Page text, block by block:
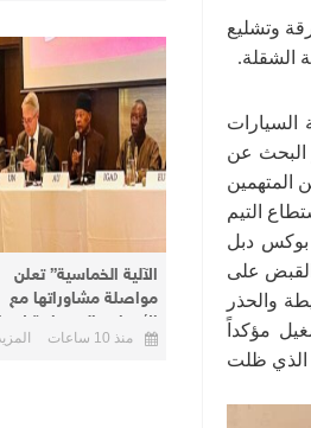
وتشليع
السيارات
البحث عن
بالشقلة يتم خلالها تشليح العربات وبيعها كأسبيرات وتم القبض على (2) من المتهمين
التيم
عربة بوكس دبل
من تاريخ البلاغ والقبض على
والحذر
مؤكداً
الذي ظلت
الآلية الخماسية” تعلن
مواصلة مشاوراتها مع
الأطراف السودانية لإنهاء
الأزمة الحالية
منذ 10 ساعات